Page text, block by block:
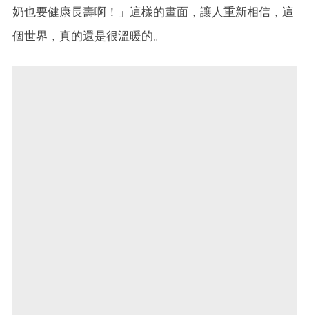
奶也要健康長壽啊！」這樣的畫面，讓人重新相信，這
個世界，真的還是很溫暖的。